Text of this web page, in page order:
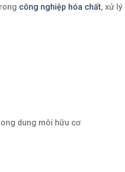
công nghiệp hóa chất, xử
dung môi hữu cơ